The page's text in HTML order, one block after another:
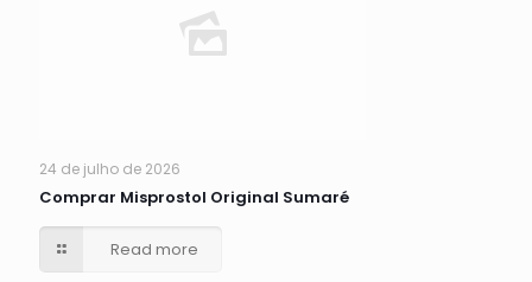
24 de julho de 2026
Comprar Misprostol Original Sumaré
Read more